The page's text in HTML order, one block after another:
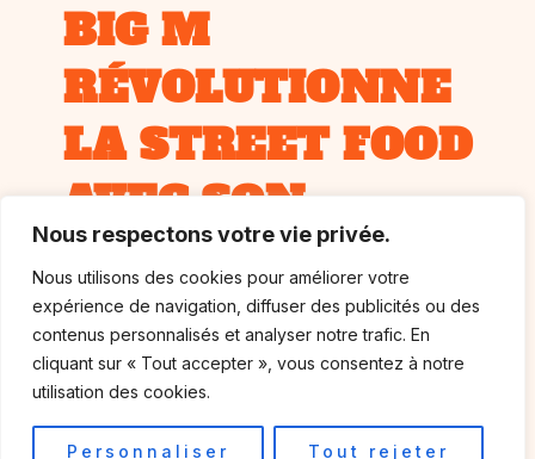
Nous respectons votre vie privée.
Nous utilisons des cookies pour améliorer votre
expérience de navigation, diffuser des publicités ou des
contenus personnalisés et analyser notre trafic. En
cliquant sur « Tout accepter », vous consentez à notre
utilisation des cookies.
Personnaliser Tout rejeter
BIG M
RÉVOLUTIONNE
LA STREET FOOD
AVEC SON
NOUVEAU
STREET COLA
Le nouveau cola qui va faire parler de lui arrive ! Big
M, le restaurant de street food préféré des Français,